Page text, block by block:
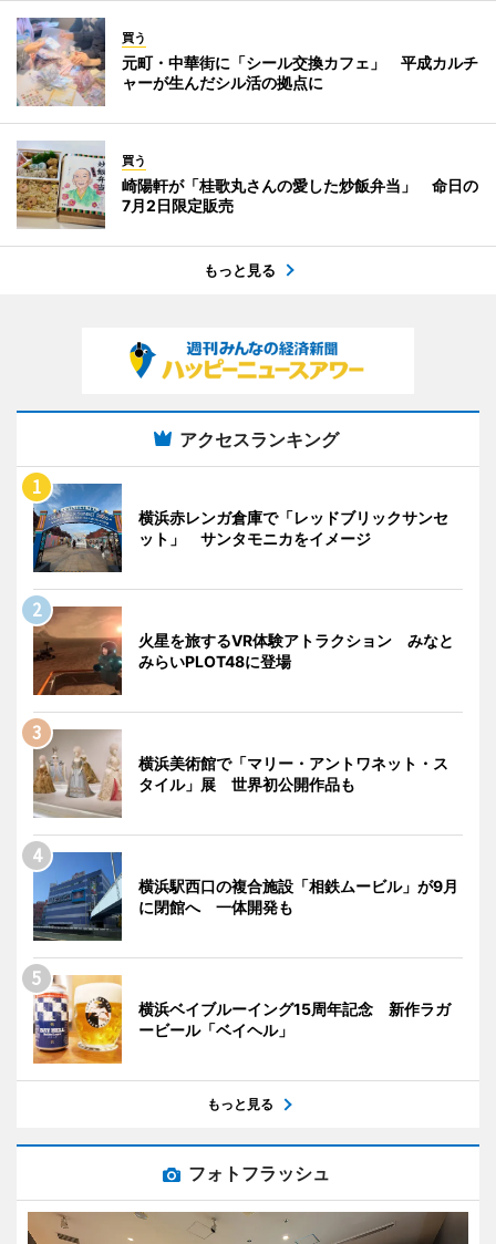
買う
元町・中華街に「シール交換カフェ」 平成カルチ
ャーが生んだシル活の拠点に
買う
崎陽軒が「桂歌丸さんの愛した炒飯弁当」 命日の
7月2日限定販売
もっと見る
アクセスランキング
横浜赤レンガ倉庫で「レッドブリックサンセ
ット」 サンタモニカをイメージ
火星を旅するVR体験アトラクション みなと
みらいPLOT48に登場
横浜美術館で「マリー・アントワネット・ス
タイル」展 世界初公開作品も
横浜駅西口の複合施設「相鉄ムービル」が9月
に閉館へ 一体開発も
横浜ベイブルーイング15周年記念 新作ラガ
ービール「ベイヘル」
もっと見る
フォトフラッシュ